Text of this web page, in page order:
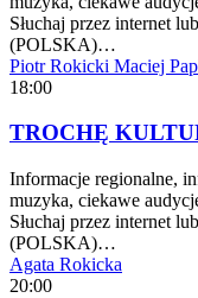
Słuchaj przez internet
(POLSKA)…
Piotr Rokicki Maciej
18:00
TROCHĘ
Informacje regionalne,
muzyka, ciekawe
Słuchaj przez internet
(POLSKA)…
Agata Rokicka
20:00